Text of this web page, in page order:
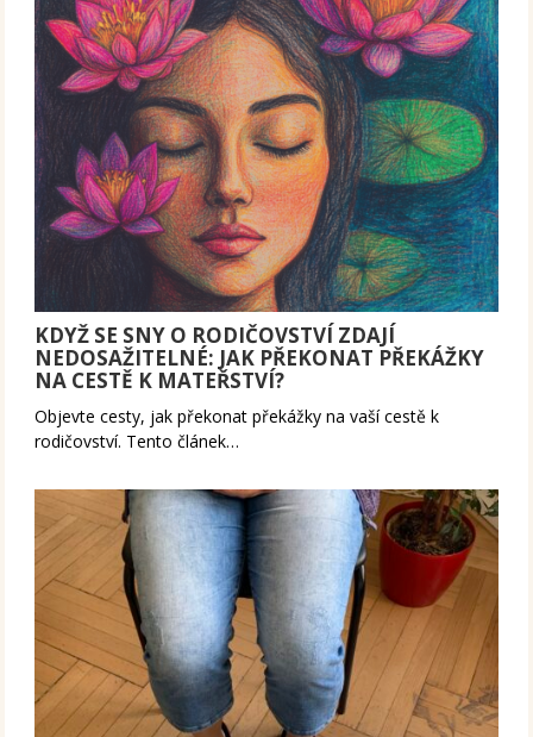
KDYŽ SE SNY O RODIČOVSTVÍ ZDAJÍ
NEDOSAŽITELNÉ: JAK PŘEKONAT PŘEKÁŽKY
NA CESTĚ K MATEŘSTVÍ?
Objevte cesty, jak překonat překážky na vaší cestě k
rodičovství. Tento článek…